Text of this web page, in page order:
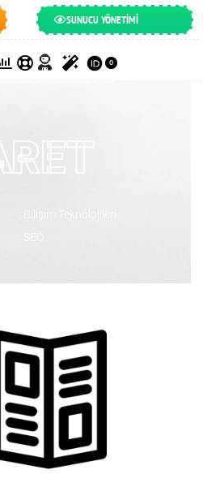
SUNUCU YÖNETİMİ
0